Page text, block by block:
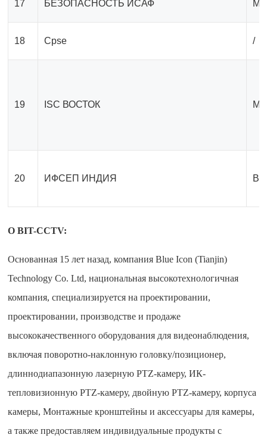
17 БЕЗОПАСНОСТЬ ИСАФ
18 Cpse /
19 ISC ВОСТОК
20 ИФСЕП ИНДИЯ
О BIT-CCTV:
Основанная 15 лет назад, компания Blue Icon (Tianjin)
Technology Co. Ltd, национальная высокотехнологичная
компания, специализируется на проектировании,
проектировании, производстве и продаже
высококачественного оборудования для видеонаблюдения,
включая поворотно-наклонную головку/позиционер,
длиннодиапазонную лазерную PTZ-камеру, ИК-
тепловизионную PTZ-камеру, двойную PTZ-камеру, корпуса
камеры, Монтажные кронштейны и аксессуары для камеры,
а также предоставляем индивидуальные продукты с